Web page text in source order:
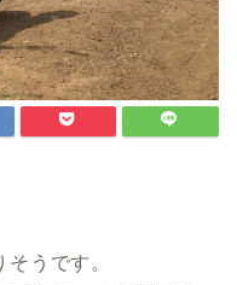
うです。